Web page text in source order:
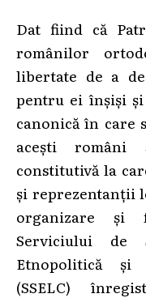
Dat fiind că
românilor
libertate de a
pentru ei înșiși
canonică în care
acești români
constitutivă la
și reprezentanții
organizare și
Serviciului de
Etnopolitică și
(SSELC)